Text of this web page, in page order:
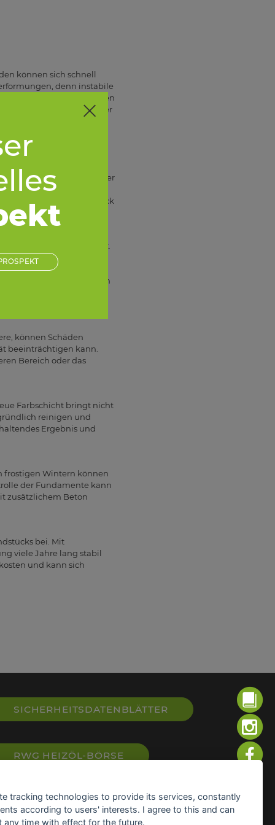
können sich schnell
denn instabile
an bestimmten Stellen
Nägel können sich mit der
mit hoher
sich mit Wasser und einer
lassen. Nach dem
Farbe oder Lack
Aufmerksamkeit.
zu Fäulnis führen. Eine
an manchen Stellen
ist es sinnvoll, ein
können Schäden
beeinträchtigen kann.
Bereich oder das
Farbschicht bringt nicht
reinigen und
Ergebnis und
frostigen Wintern können
der Fundamente kann
zusätzlichem Beton
bei. Mit
viele Jahre lang stabil
und kann sich
SICHERHEITSDATENBLÄTTER
RWG HEIZÖL-BÖRSE
AGRAR-NEWS
tracking technologies to provide its services, constantly
according to users' interests. I agree to this and can
time with effect for the future.